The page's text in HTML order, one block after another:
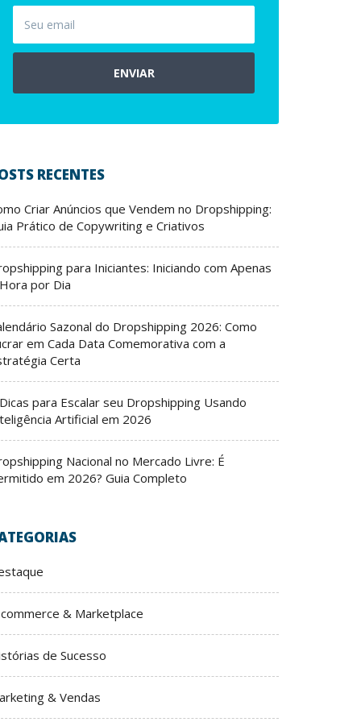
ENVIAR
RECENTES
Criar Anúncios que Vendem no Dropshipping:
Prático de Copywriting e Criativos
para Iniciantes: Iniciando com Apenas
por Dia
Sazonal do Dropshipping 2026: Como
em Cada Data Comemorativa com a
Certa
para Escalar seu Dropshipping Usando
Artificial em 2026
Nacional no Mercado Livre: É
em 2026? Guia Completo
& Marketplace
de Sucesso
& Vendas